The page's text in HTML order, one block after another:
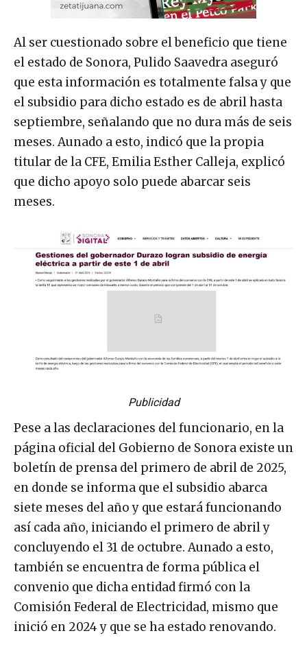
Al ser cuestionado sobre el beneficio que tiene
el estado de Sonora, Pulido Saavedra aseguró
que esta información es totalmente falsa y que
el subsidio para dicho estado es de abril hasta
septiembre, señalando que no dura más de seis
meses. Aunado a esto, indicó que la propia
titular de la CFE, Emilia Esther Calleja, explicó
que dicho apoyo solo puede abarcar seis
meses.
Publicidad
Pese a las declaraciones del funcionario, en la
página oficial del Gobierno de Sonora existe un
boletín de prensa del primero de abril de 2025,
en donde se informa que el subsidio abarca
siete meses del año y que estará funcionando
así cada año, iniciando el primero de abril y
concluyendo el 31 de octubre. Aunado a esto,
también se encuentra de forma pública el
convenio que dicha entidad firmó con la
Comisión Federal de Electricidad, mismo que
inició en 2024 y que se ha estado renovando.